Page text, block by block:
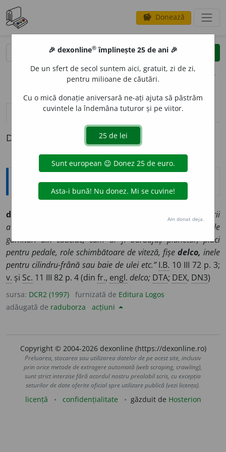
savings Donează
clear
opțiuni
definiții (1)
Definiția cu ID-ul 556245:
Explicative DEX
d
„Accesorii
auto. Printre acestea se află numeroase sortimente de
garnituri din cauciuc, cum ar fi burdufaș planetar, plăci
pentru pedale, role schimbătoare de viteză, fișe delco, inele
pentru cilindru-frână sau baie de ulei etc.” I.B. 10 III 72 p. 3;
v. și Sc. 11 III 82 p. 4 (din fr., engl. delco; DTA; DEX, DN3)
sursa: DCR2 (1997) furnizată de Editura Logos
adăugată de raduborza acțiuni
Copyright © 2004-2026 dexonline (https://dexonline.ro)
Preluarea, stocarea sau utilizarea datelor de pe acest site, inclusiv
prin orice metode de extragere automată (web scraping, crawling),
sunt strict interzise fără acordul nostru prealabil scris, cu excepția
seturilor de date oferite oficial spre utilizare publică (vezi licența).
licență confidențialitate găzduit de Hosterion
🎉 dexonline® împlinește 25 de ani 🎉
De un sfert de secol suntem aici, gratuit, zi de zi,
pentru milioane de căutări.
Cu o mică donație aniversară ne-ați ajuta să păstrăm
cuvintele la îndemâna tuturor și pe viitor.
Am donat deja.